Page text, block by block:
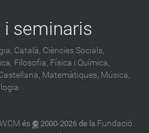
seminaris
Català, Ciències Socials,
Filosofia, Física i Química,
Matemàtiques, Música,
és © 2000-2026 de la Fundació